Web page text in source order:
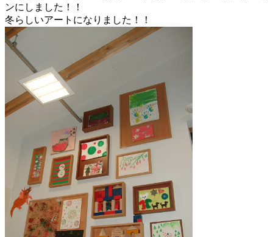
ンにしました！！
冬らしいアートになりました！！